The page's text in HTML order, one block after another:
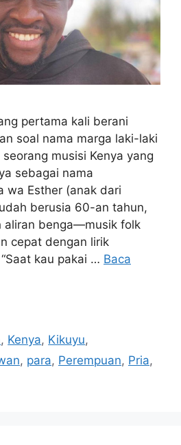
pertama kali berani
soal nama marga laki-laki
musisi Kenya yang
sebagai nama
wa Esther (anak dari
berusia 60-an tahun,
aliran benga—musik folk
cepat dengan lirik
kau pakai … Baca
, Kenya, Kikuyu,
, para, Perempuan, Pria,